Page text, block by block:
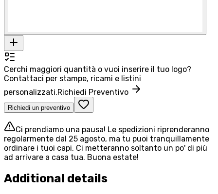
Cerchi maggiori quantità o vuoi inserire il tuo logo?
Contattaci per stampe, ricami e listini
personalizzati.Richiedi Preventivo
Richiedi un preventivo
Ci prendiamo una pausa! Le spedizioni riprenderanno
regolarmente dal 25 agosto, ma tu puoi tranquillamente
ordinare i tuoi capi. Ci metteranno soltanto un po' di più
ad arrivare a casa tua. Buona estate!
Additional details